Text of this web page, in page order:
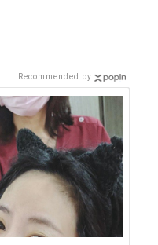
Recommended by